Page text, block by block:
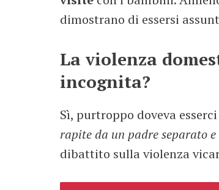
dimostrano di essersi
La violenza
incognita?
Sì, purtroppo doveva
rapite da un padre separato
dibattito sulla violenza